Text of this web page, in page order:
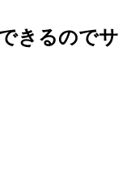
きるのでサ